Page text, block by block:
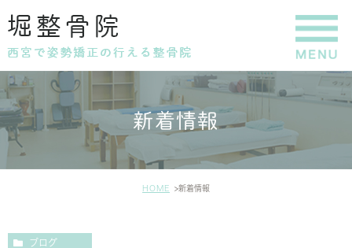
新着情報
HOME 新着情報
ブログ